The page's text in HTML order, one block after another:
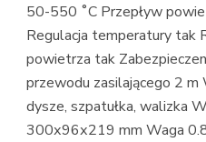
50-550 ˚С Przepływ
Regulacja temperatury tak
powietrza tak
przewodu zasilającego 2 m
dysze, szpatułka, walizka
300х96х219 mm Waga